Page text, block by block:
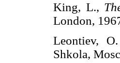
King, L.,
London,
Leontiev,
Shkola,